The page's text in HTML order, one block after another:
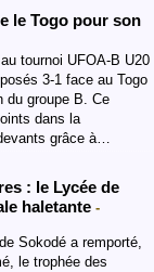
le Togo pour son
tournoi UFOA-B U20
3-1 face au Togo
du groupe B. Ce
dans la
grâce à…
: le Lycée de
haletante -
Sokodé a remporté,
le trophée des